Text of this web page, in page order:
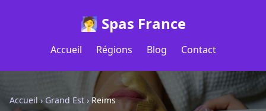
🧖 Spas France
Accueil Régions Blog Contact
Accueil› Grand Est › Reims